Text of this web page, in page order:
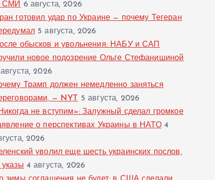
СМИ 6 августа, 2026
готовил удар по Украине — почему Тегеран
5 августа, 2026
обысков и увольнения: НАБУ и САП
новое подозрение Ольге Стефанишиной
2026
Трамп должен немедленно заняться
— NYT
5 августа, 2026
не вступим»: Залужный сделал громкое
о перспективах Украины в НАТО 4
2026
уволил еще шесть украинских послов,
4 августа, 2026